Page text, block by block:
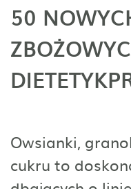
50
Owsianki,
cukru to